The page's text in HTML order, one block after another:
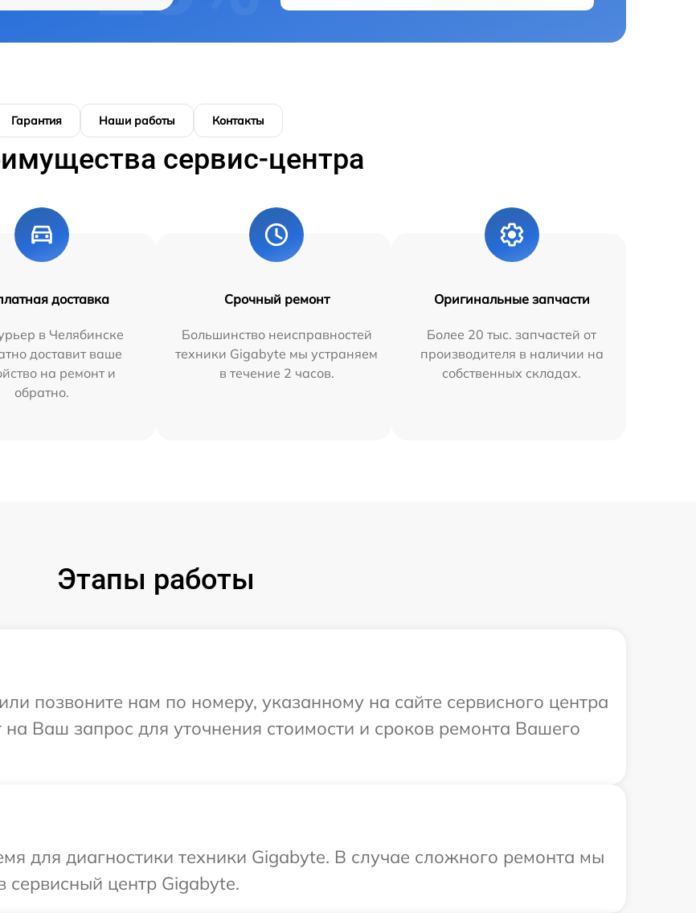
Гарантия Наши работы Контакты
сервис-центра
доставка
в Челябинске
доставит ваше
на ремонт и
обратно.
Срочный ремонт
Большинство неисправностей
техники Gigabyte мы устраняем
в течение 2 часов.
Оригинальные запчасти
Более 20 тыс. запчастей от
производителя в наличии на
собственных складах.
Этапы работы
позвоните нам по номеру, указанному на сайте сервисного центра
Ваш запрос для уточнения стоимости и сроков ремонта Вашего
для диагностики техники Gigabyte. В случае сложного ремонта мы
сервисный центр Gigabyte.